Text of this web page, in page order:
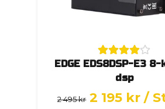
EDGE EDS8DSP-E3
dsp
2 495 kr 2 195 kr /